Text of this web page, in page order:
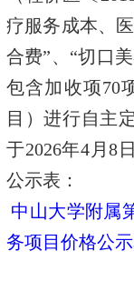
疗服务成本、
合费”、“切口
包含加收项70
目）进行自主
于2026年4月8
公示表：
中山大学附属
务项目价格公